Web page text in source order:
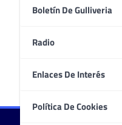
Boletín De Gulliveria
Radio
Enlaces De Interés
Política De Cookies